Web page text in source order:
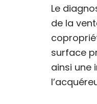
Le
de la
surface
ainsi une